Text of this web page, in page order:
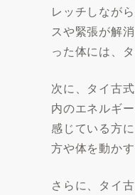
レッチしなが
スや緊張が解
った体には、
次に、タイ古
内のエネルギ
感じている方
方や体を動か
さらに、タイ